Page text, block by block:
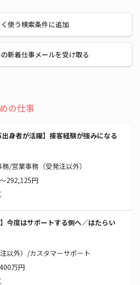
使う検索条件に追加
新着仕事メールを受け取る
の仕事
出身者が活躍】接客経験が強みになる
/営業事務（受発注以外）
292,125円
今度はサポートする側へ／はたらい
以外）/カスタマーサポート
万円